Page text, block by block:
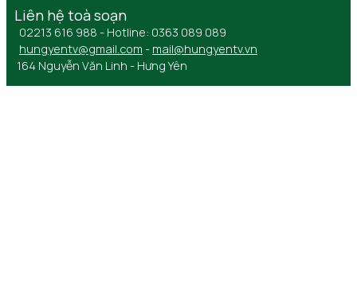
Liên hệ toà soạn
02213 616 988 - Hotline: 0363 089 089
hungyentv@gmail.com - mail@hungyentv.vn
164 Nguyễn Văn Linh - Hưng Yên